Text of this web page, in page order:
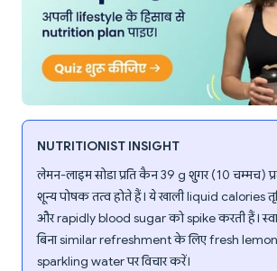
NUTRITIONIST INSIGHT
लेमन-लाइम सोडा प्रति कैन 39 g शुगर (10 चम्मच)
शून्य पोषक तत्व होते हैं। ये खाली liquid calories
और rapidly blood sugar को spike करती हैं।
बिना similar refreshment के लिए fresh
sparkling water पर विचार करें।